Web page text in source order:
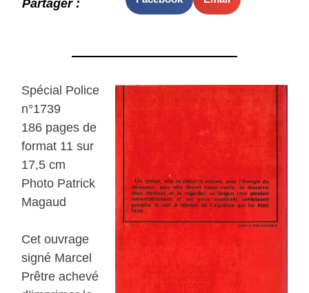
Partager :
Spécial Police
n°1739
186 pages de
format 11 sur
17,5 cm
Photo Patrick
Magaud
Cet ouvrage
signé Marcel
Prêtre achevé